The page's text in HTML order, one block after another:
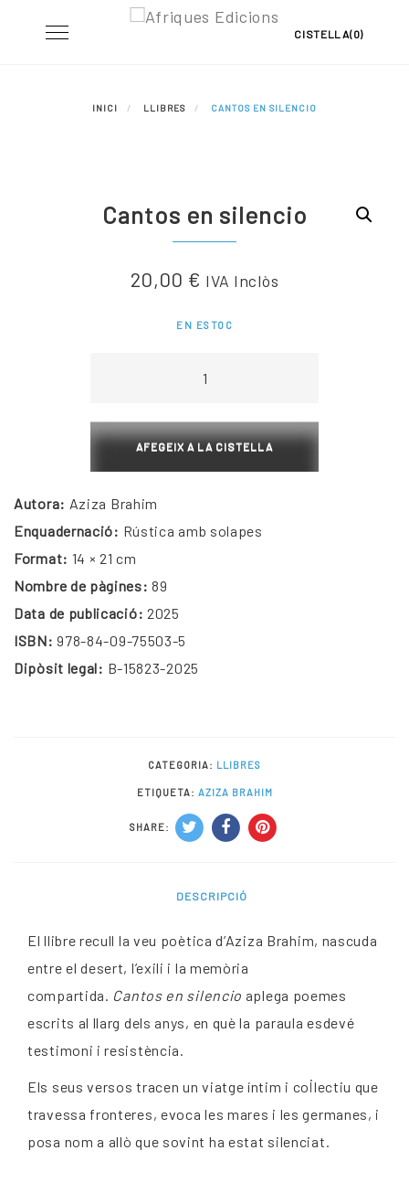
Toggle
CISTELLA(0)
INICI LLIBRES CANTOS EN SILENCIO
Cantos en silencio
20,00 € IVA Inclòs
EN ESTOC
Cantos
silencio
AFEGEIX A LA CISTELLA
Autora: Aziza Brahim
Enquadernació: Rústica amb solapes
Format: 14 × 21 cm
Nombre de pàgines: 89
Data de publicació: 2025
ISBN: 978-84-09-75503-5
Dipòsit legal: B-15823-2025
CATEGORIA: LLIBRES
ETIQUETA: AZIZA BRAHIM
SHARE:
DESCRIPCIÓ
El llibre recull la veu poètica d’Aziza Brahim, nascuda
entre el desert, l’exili i la memòria
compartida. Cantos en silencio aplega poemes
escrits al llarg dels anys, en què la paraula esdevé
testimoni i resistència.
Els seus versos tracen un viatge íntim i col·lectiu que
travessa fronteres, evoca les mares i les germanes, i
posa nom a allò que sovint ha estat silenciat.